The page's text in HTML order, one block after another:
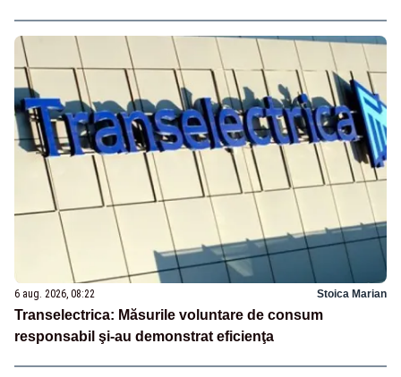
6 aug. 2026, 08:22 Stoica Marian
Transelectrica: Măsurile voluntare de consum
responsabil şi-au demonstrat eficienţa